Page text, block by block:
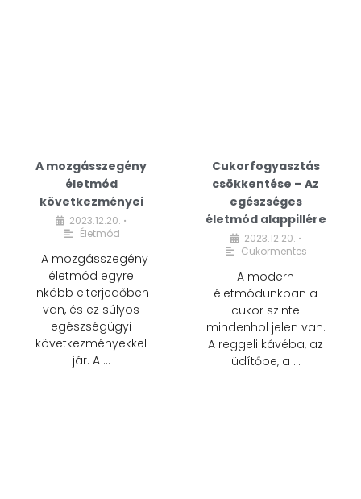
A mozgásszegény
életmód
következményei
2023.12.20. •
Életmód
A mozgásszegény
életmód egyre
inkább elterjedőben
van, és ez súlyos
egészségügyi
következményekkel
jár. A …
Cukorfogyasztás
csökkentése – Az
egészséges
életmód alappillére
2023.12.20. •
Cukormentes
A modern
életmódunkban a
cukor szinte
mindenhol jelen van.
A reggeli kávéba, az
üdítőbe, a …